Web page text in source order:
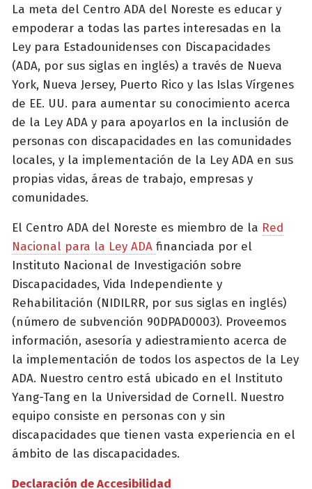
La meta del Centro ADA del Noreste es educar y
empoderar a todas las partes interesadas en la
Ley para Estadounidenses con Discapacidades
(ADA, por sus siglas en inglés) a través de Nueva
York, Nueva Jersey, Puerto Rico y las Islas Vírgenes
de EE. UU. para aumentar su conocimiento acerca
de la Ley ADA y para apoyarlos en la inclusión de
personas con discapacidades en las comunidades
locales, y la implementación de la Ley ADA en sus
propias vidas, áreas de trabajo, empresas y
comunidades.
El Centro ADA del Noreste es miembro de la Red
Nacional para la Ley ADA financiada por el
Instituto Nacional de Investigación sobre
Discapacidades, Vida Independiente y
Rehabilitación (NIDILRR, por sus siglas en inglés)
(número de subvención 90DPAD0003). Proveemos
información, asesoría y adiestramiento acerca de
la implementación de todos los aspectos de la Ley
ADA. Nuestro centro está ubicado en el Instituto
Yang-Tang en la Universidad de Cornell. Nuestro
equipo consiste en personas con y sin
discapacidades que tienen vasta experiencia en el
ámbito de las discapacidades.
Declaración de Accesibilidad